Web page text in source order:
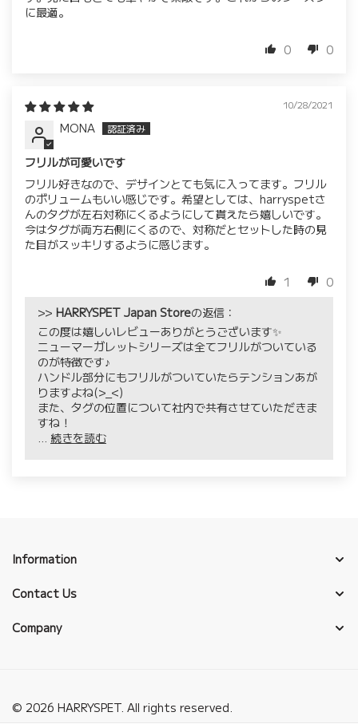
に最適。
0 0
10/28/2021
MONA
フリルが可愛いです
フリル好きなので、デザインとても気に入ってます。フリル
のボリュームもいい感じです。希望としては、harryspetさ
んのタグが左右対称にくるようにして貰えたら嬉しいです。
今はタグが両方右側にくるので、対称だとセットした時の見
た目がスッキリするように感じます。
1
0
>> HARRYSPET Japan Storeの返信：
この度は嬉しいレビューありがとうございます✨
ニューマーガレットシリーズは全てフリルがついている
のが特徴です♪
ハンドル部分にもフリルがついていたらテンションあが
りますよね(>_<)
また、タグの位置について社内で共有させていただきま
すね！
... 続きを読む
Information
Contact Us
Company
© 2026 HARRYSPET. All rights reserved.